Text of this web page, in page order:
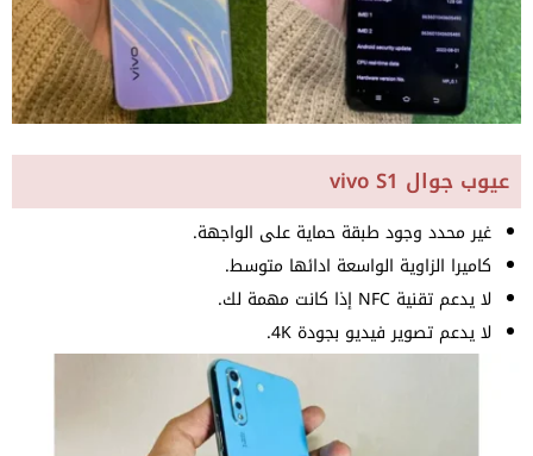
عيوب جوال vivo S1
غير محدد وجود طبقة حماية على الواجهة.
كاميرا الزاوية الواسعة ادائها متوسط.
لا يدعم تقنية NFC إذا كانت مهمة لك.
لا يدعم تصوير فيديو بجودة 4K.